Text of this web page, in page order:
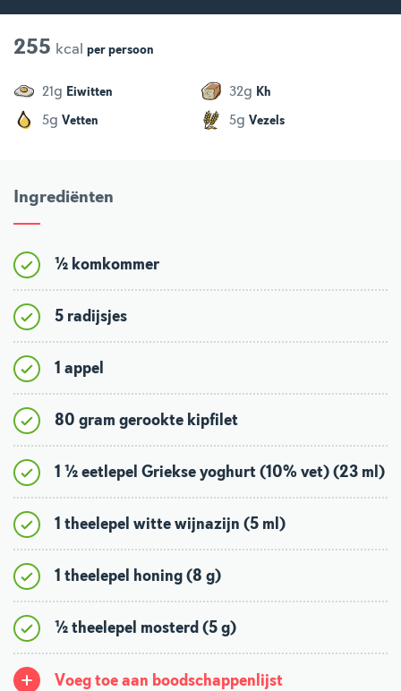
255 kcal per persoon
21g Eiwitten 32g Kh
5g Vetten 5g Vezels
Ingrediënten
½ komkommer
5 radijsjes
1 appel
80 gram gerookte kipfilet
1 ½ eetlepel Griekse yoghurt (10% vet) (23 ml)
1 theelepel witte wijnazijn (5 ml)
1 theelepel honing (8 g)
½ theelepel mosterd (5 g)
Voeg toe aan boodschappenlijst